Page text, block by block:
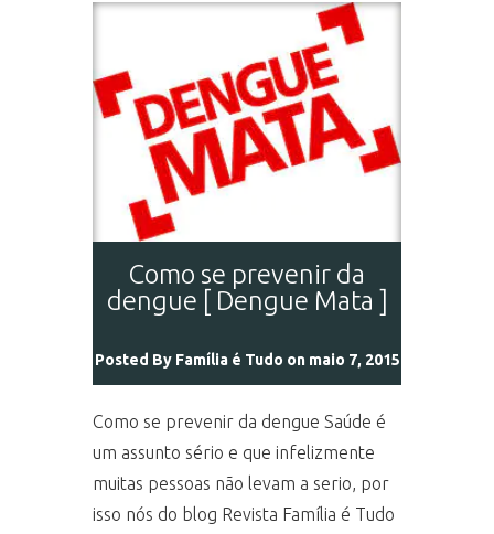
Como se prevenir da
dengue [ Dengue Mata ]
Posted By Família é Tudo on maio 7, 2015
Como se prevenir da dengue Saúde é
um assunto sério e que infelizmente
muitas pessoas não levam a serio, por
isso nós do blog Revista Família é Tudo